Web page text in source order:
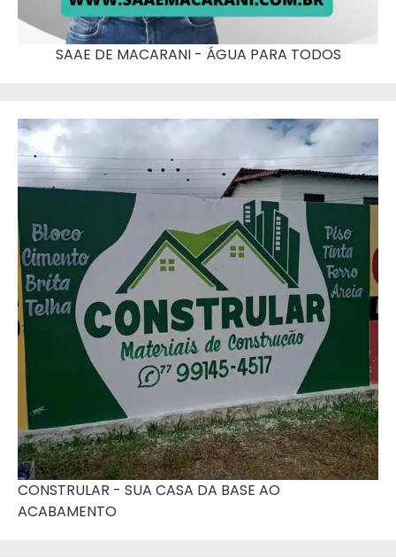
SAAE DE MACARANI - ÁGUA PARA TODOS
CONSTRULAR - SUA CASA DA BASE AO
ACABAMENTO